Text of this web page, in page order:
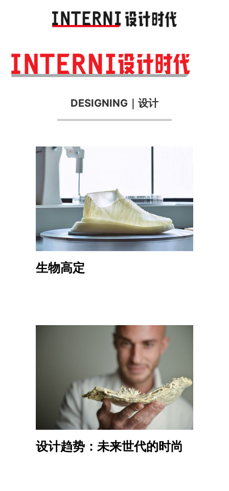
DESIGNING｜设计
生物高定
设计趋势：未来世代的时尚